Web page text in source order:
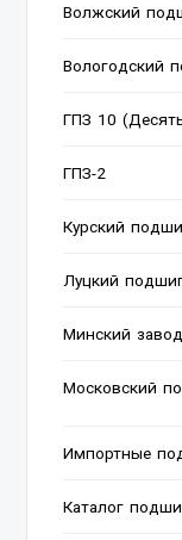
Волжский
Вологодский
ГПЗ 10
ГПЗ-2
Курский
Луцкий
Минский
Московский
Импортные
Каталог